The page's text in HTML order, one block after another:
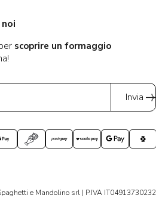
scoprire un formaggio
Invia
e Mandolino srl | P.IVA IT04913730232